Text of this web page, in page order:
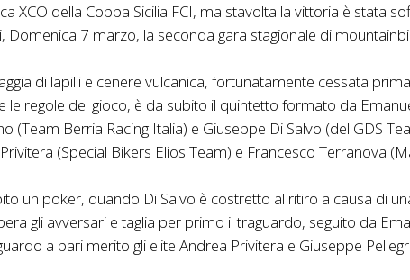
XCO della Coppa Sicilia FCI, ma stavolta la vittoria è stata
Domenica 7 marzo, la seconda gara stagionale di
di lapilli e cenere vulcanica, fortunatamente cessata
regole del gioco, è da subito il quintetto formato da
(Team Berria Racing Italia) e Giuseppe Di Salvo (del GDS
(Special Bikers Elios Team) e Francesco Terranova
un poker, quando Di Salvo è costretto al ritiro a causa di
gli avversari e taglia per primo il traguardo, seguito da
a pari merito gli elite Andrea Privitera e Giuseppe